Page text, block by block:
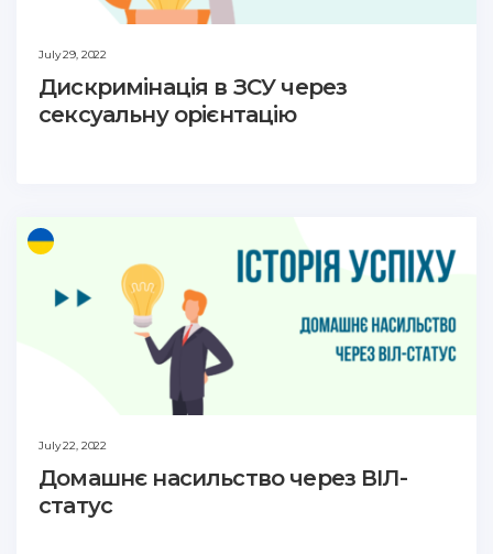
July 29, 2022
Дискримінація в ЗСУ через
сексуальну орієнтацію
July 22, 2022
Домашнє насильство через ВІЛ-
статус